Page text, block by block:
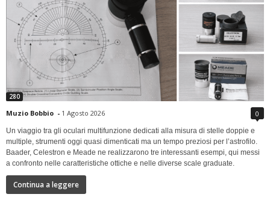
280
Muzio Bobbio - 1 Agosto 2026 0
Un viaggio tra gli oculari multifunzione dedicati alla misura di stelle doppie e
multiple, strumenti oggi quasi dimenticati ma un tempo preziosi per l’astrofilo.
Baader, Celestron e Meade ne realizzarono tre interessanti esempi, qui messi
a confronto nelle caratteristiche ottiche e nelle diverse scale graduate.
Continua a leggere